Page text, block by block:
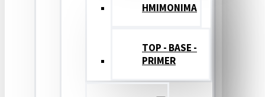
HMIMONIMA
TOP - BASE -
PRIMER